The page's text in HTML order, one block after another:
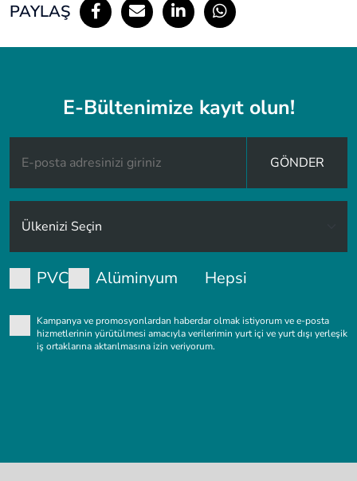
PAYLAŞ
E-Bültenimize kayıt olun!
GÖNDER
PVC Alüminyum Hepsi
Kampanya ve promosyonlardan haberdar olmak istiyorum ve e-posta
hizmetlerinin yürütülmesi amacıyla verilerimin yurt içi ve yurt dışı yerleşik
iş ortaklarına aktarılmasına izin veriyorum.